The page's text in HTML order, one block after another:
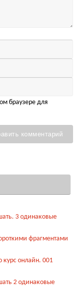
браузере для
3 одинаковые
фрагментами
курс онлайн. 001
2 одинаковые